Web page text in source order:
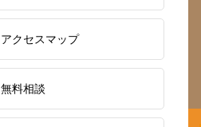
アクセスマップ
無料相談